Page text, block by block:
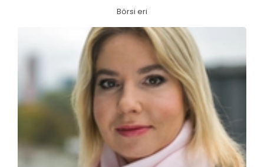
Börsi eri